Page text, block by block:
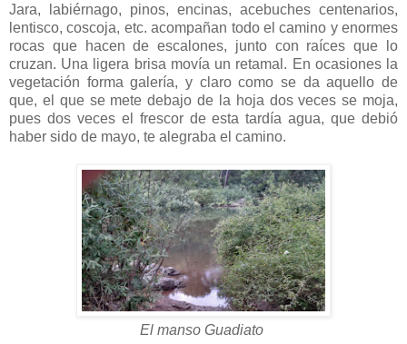
Jara, labiérnago, pinos, encinas, acebuches centenarios,
lentisco, coscoja, etc. acompañan todo el camino y enormes
rocas que hacen de escalones, junto con raíces que lo
cruzan. Una ligera brisa movía un retamal. En ocasiones la
vegetación forma galería, y claro como se da aquello de
que, el que se mete debajo de la hoja dos veces se moja,
pues dos veces el frescor de esta tardía agua, que debió
haber sido de mayo, te alegraba el camino.
El manso Guadiato